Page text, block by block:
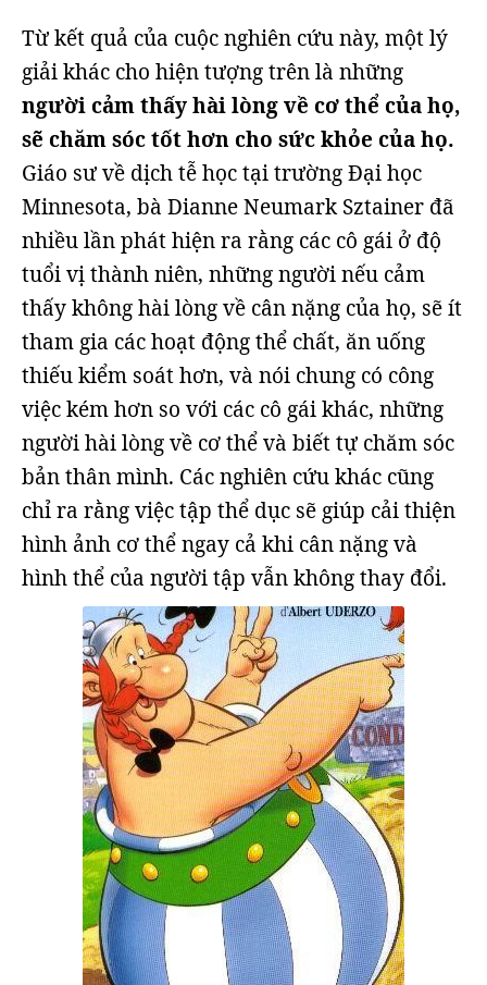
Từ kết quả của cuộc nghiên cứu này, một lý
giải khác cho hiện tượng trên là những
người cảm thấy hài lòng về cơ thể của họ,
sẽ chăm sóc tốt hơn cho sức khỏe của họ.
Giáo sư về dịch tễ học tại trường Đại học
Minnesota, bà Dianne Neumark Sztainer đã
nhiều lần phát hiện ra rằng các cô gái ở độ
tuổi vị thành niên, những người nếu cảm
thấy không hài lòng về cân nặng của họ, sẽ ít
tham gia các hoạt động thể chất, ăn uống
thiếu kiểm soát hơn, và nói chung có công
việc kém hơn so với các cô gái khác, những
người hài lòng về cơ thể và biết tự chăm sóc
bản thân mình. Các nghiên cứu khác cũng
chỉ ra rằng việc tập thể dục sẽ giúp cải thiện
hình ảnh cơ thể ngay cả khi cân nặng và
hình thể của người tập vẫn không thay đổi.